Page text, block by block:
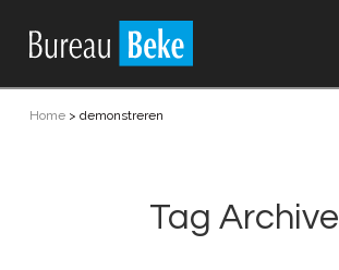
Home> demonstreren
Tag Archive